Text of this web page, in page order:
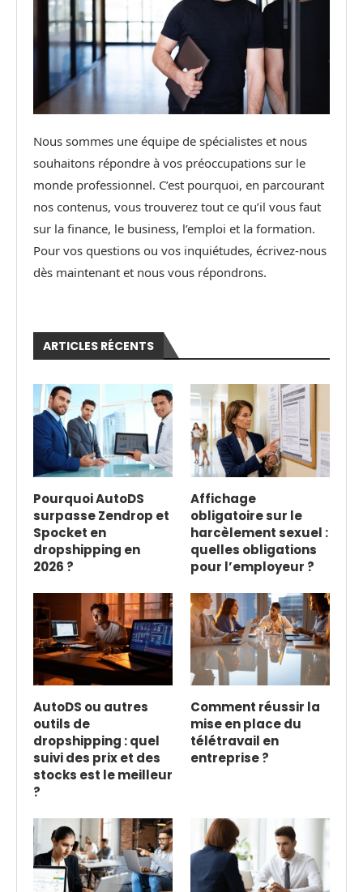
Nous sommes une équipe de spécialistes et nous
souhaitons répondre à vos préoccupations sur le
monde professionnel. C’est pourquoi, en parcourant
nos contenus, vous trouverez tout ce qu’il vous faut
sur la finance, le business, l’emploi et la formation.
Pour vos questions ou vos inquiétudes, écrivez-nous
dès maintenant et nous vous répondrons.
ARTICLES RÉCENTS
Pourquoi AutoDS
surpasse Zendrop et
Spocket en
dropshipping en
2026 ?
Affichage
obligatoire sur le
harcèlement sexuel :
quelles obligations
pour l’employeur ?
AutoDS ou autres
outils de
dropshipping : quel
suivi des prix et des
stocks est le meilleur
?
Comment réussir la
mise en place du
télétravail en
entreprise ?